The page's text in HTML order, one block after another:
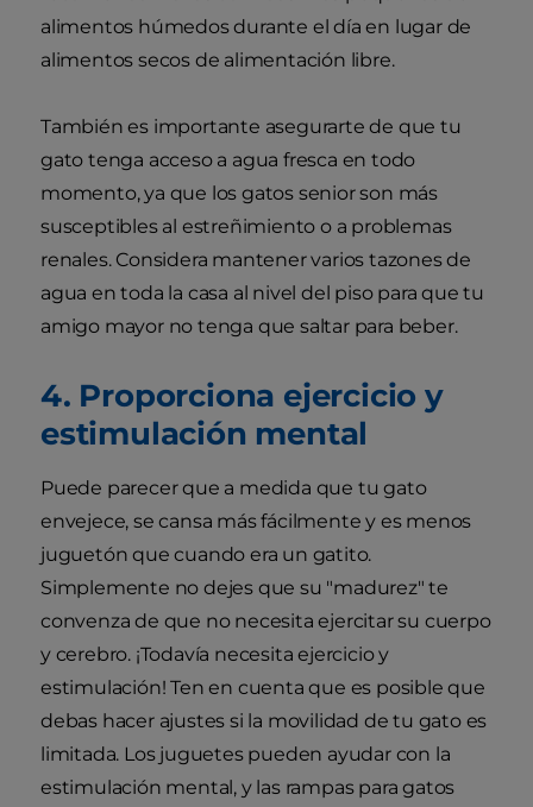
alimentos húmedos durante el día en lugar de
alimentos secos de alimentación libre.
También es importante asegurarte de que tu
gato tenga acceso a agua fresca en todo
momento, ya que los gatos senior son más
susceptibles al estreñimiento o a problemas
renales. Considera mantener varios tazones de
agua en toda la casa al nivel del piso para que tu
amigo mayor no tenga que saltar para beber.
4. Proporciona ejercicio y
estimulación mental
Puede parecer que a medida que tu gato
envejece, se cansa más fácilmente y es menos
juguetón que cuando era un gatito.
Simplemente no dejes que su "madurez" te
convenza de que no necesita ejercitar su cuerpo
y cerebro. ¡Todavía necesita ejercicio y
estimulación! Ten en cuenta que es posible que
debas hacer ajustes si la movilidad de tu gato es
limitada. Los juguetes pueden ayudar con la
estimulación mental, y las rampas para gatos